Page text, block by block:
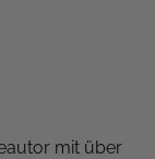
mit über